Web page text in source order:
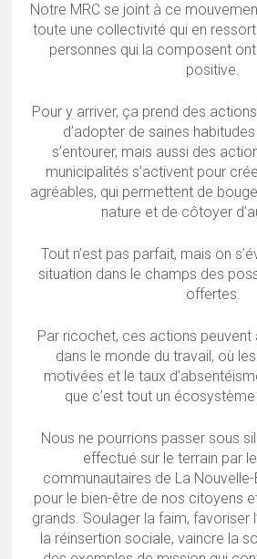
Notre MRC se joint à ce
toute une collectivité qui en
personnes qui la composent
positive.
Pour y arriver, ça prend des
d’adopter de saines
s’entourer, mais aussi des
municipalités s’activent pour
agréables, qui permettent de
nature et de côtoyer
Tout n’est pas parfait, mais on
situation dans le champs des
offertes.
Par ricochet, ces actions
dans le monde du travail, où
motivées et le taux
que c’est tout un
Nous ne pourrions passer sous
effectué sur le terrain par
communautaires de La
pour le bien-être de nos citoyens
grands. Soulager la faim, favoriser
la réinsertion sociale, vaincre la